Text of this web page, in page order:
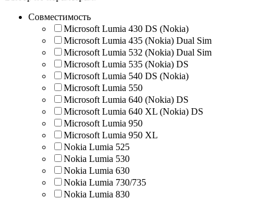
Совместимость
Microsoft Lumia 430 DS (Nokia)
Microsoft Lumia 435 (Nokia) Dual Sim
Microsoft Lumia 532 (Nokia) Dual Sim
Microsoft Lumia 535 (Nokia) DS
Microsoft Lumia 540 DS (Nokia)
Microsoft Lumia 550
Microsoft Lumia 640 (Nokia) DS
Microsoft Lumia 640 XL (Nokia) DS
Microsoft Lumia 950
Microsoft Lumia 950 XL
Nokia Lumia 525
Nokia Lumia 530
Nokia Lumia 630
Nokia Lumia 730/735
Nokia Lumia 830